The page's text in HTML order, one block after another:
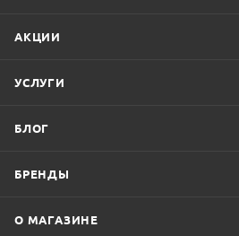
АКЦИИ
УСЛУГИ
БЛОГ
БРЕНДЫ
О МАГАЗИНЕ